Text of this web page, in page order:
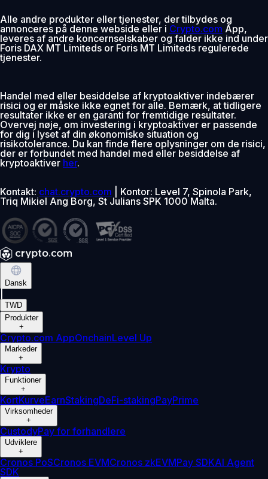
Alle andre produkter eller tjenester, der tilbydes og
annonceres på denne webside eller i Crypto.com App,
leveres af andre koncernselskaber og falder ikke ind under
Foris DAX MT Limiteds or Foris MT Limiteds regulerede
tjenester.
Handel med eller besiddelse af kryptoaktiver indebærer
risici og er måske ikke egnet for alle. Bemærk, at tidligere
resultater ikke er en garanti for fremtidige resultater.
Overvej nøje, om investering i kryptoaktiver er passende
for dig i lyset af din økonomiske situation og
risikotolerance. Du kan finde flere oplysninger om de risici,
der er forbundet med handel med eller besiddelse af
kryptoaktiver her.
Kontakt: chat.crypto.com | Kontor: Level 7, Spinola Park,
Triq Mikiel Ang Borg, St Julians SPK 1000 Malta.
Dansk
TWD
Produkter
+
Crypto.com AppOnchainLevel Up
Markeder
+
Krypto
Funktioner
+
KortKurveEarnStakingDeFi-stakingPayPrime
Virksomheder
+
CustodyPay for forhandlere
Udviklere
+
Cronos PoSCronos EVMCronos zkEVMPay SDKAI Agent
SDK